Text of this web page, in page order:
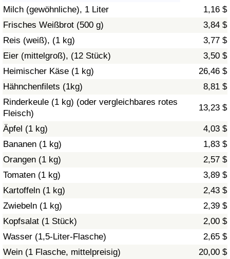
Milch (gewöhnliche), 1 Liter
1,16 $
Frisches Weißbrot (500 g)
3,84 $
Reis (weiß), (1 kg)
3,77 $
Eier (mittelgroß), (12 Stück)
3,50 $
Heimischer Käse (1 kg)
26,46 $
Hähnchenfilets (1kg)
8,81 $
Rinderkeule (1 kg) (oder vergleichbares rotes
Fleisch)
13,23 $
Äpfel (1 kg)
4,03 $
Bananen (1 kg)
1,83 $
Orangen (1 kg)
2,57 $
Tomaten (1 kg)
3,89 $
Kartoffeln (1 kg)
2,43 $
Zwiebeln (1 kg)
2,39 $
Kopfsalat (1 Stück)
2,00 $
Wasser (1,5-Liter-Flasche)
2,65 $
Wein (1 Flasche, mittelpreisig)
20,00 $
Gesundheitsversorgung
Gesundheitsversorgungs-Index (aktuell)
Gesundheitsversorgungs-Index
Gesundheitsversorgungs-Index nach Land
Umweltverschmutzung
Verschmutzungsindex
Umweltverschmutzungs-Index nach Land
Verkehr
Verkehrs-Index